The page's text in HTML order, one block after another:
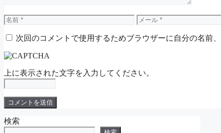
名
メ
ル
次回のコメントで使用するためブラウザーに自分の名前
上に表示された文字を入力してください。
検索